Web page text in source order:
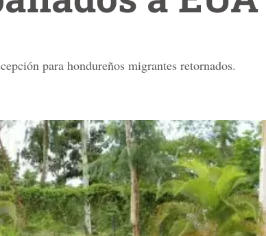
para hondureños migrantes retornados.